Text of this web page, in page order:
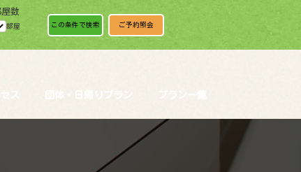
屋数
部屋 この条件で検索 ご予約照会
ス 団体・日帰りプラン プラン一覧